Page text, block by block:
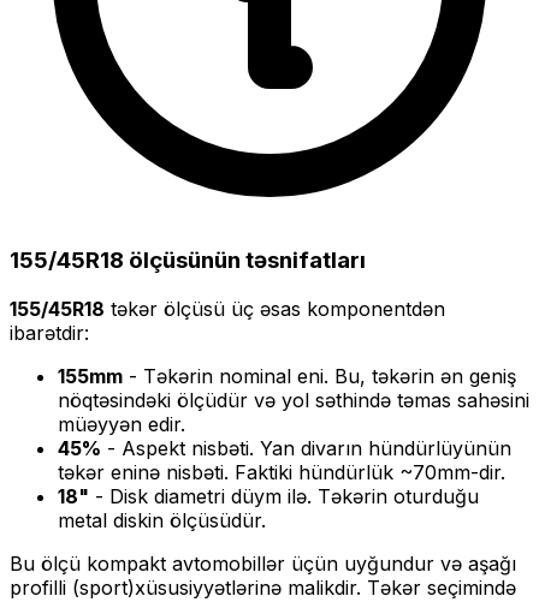
155/45R18 ölçüsünün təsnifatları
155/45R18 təkər ölçüsü üç əsas komponentdən
ibarətdir:
155mm - Təkərin nominal eni. Bu, təkərin ən geniş
nöqtəsindəki ölçüdür və yol səthində təmas sahəsini
müəyyən edir.
45% - Aspekt nisbəti. Yan divarın hündürlüyünün
təkər eninə nisbəti. Faktiki hündürlük ~70mm-dir.
18" - Disk diametri düym ilə. Təkərin oturduğu
metal diskin ölçüsüdür.
Bu ölçü kompakt avtomobillər üçün uyğundur və aşağı
profilli (sport)xüsusiyyətlərinə malikdir. Təkər seçimində